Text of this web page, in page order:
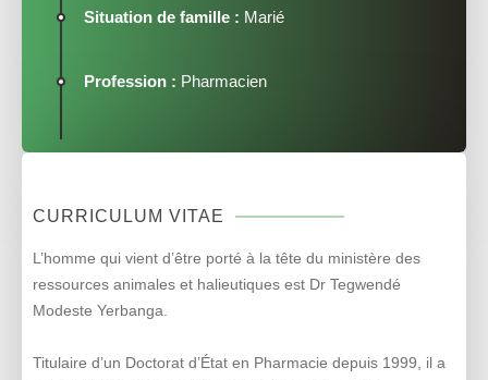
Situation de famille : Marié
Profession : Pharmacien
CURRICULUM VITAE
L’homme qui vient d’être porté à la tête du ministère des
ressources animales et halieutiques est Dr Tegwendé
Modeste Yerbanga.
Titulaire d’un Doctorat d’État en Pharmacie depuis 1999, il a